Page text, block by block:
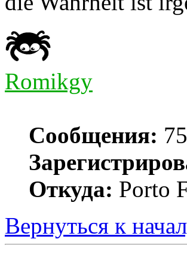
Romikgy
Сообщения:
Откуда: Porto
Вернуться к